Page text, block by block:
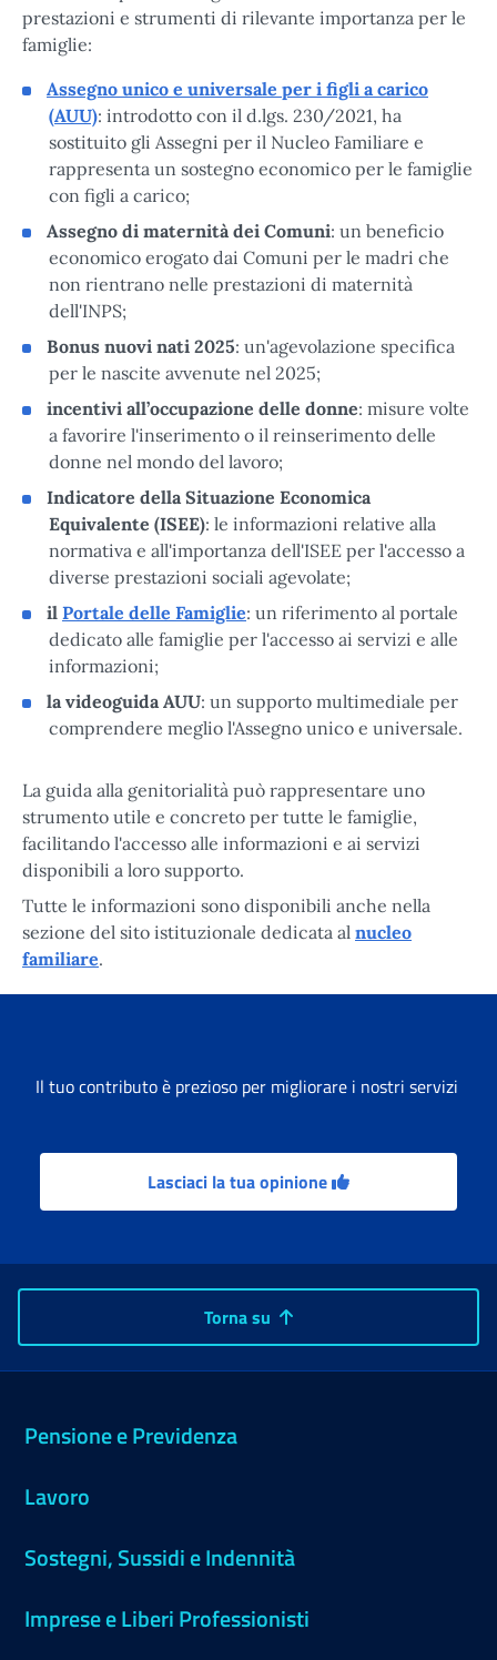
prestazioni e strumenti di rilevante importanza per le
famiglie:
Assegno unico e universale per i figli a carico
(AUU): introdotto con il d.lgs. 230/2021, ha
sostituito gli Assegni per il Nucleo Familiare e
rappresenta un sostegno economico per le famiglie
con figli a carico;
Assegno di maternità dei Comuni: un beneficio
economico erogato dai Comuni per le madri che
non rientrano nelle prestazioni di maternità
dell'INPS;
Bonus nuovi nati 2025: un'agevolazione specifica
per le nascite avvenute nel 2025;
incentivi all’occupazione delle donne: misure volte
a favorire l'inserimento o il reinserimento delle
donne nel mondo del lavoro;
Indicatore della Situazione Economica
Equivalente (ISEE): le informazioni relative alla
normativa e all'importanza dell'ISEE per l'accesso a
diverse prestazioni sociali agevolate;
il Portale delle Famiglie: un riferimento al portale
dedicato alle famiglie per l'accesso ai servizi e alle
informazioni;
la videoguida AUU: un supporto multimediale per
comprendere meglio l'Assegno unico e universale.
La guida alla genitorialità può rappresentare uno
strumento utile e concreto per tutte le famiglie,
facilitando l'accesso alle informazioni e ai servizi
disponibili a loro supporto.
Tutte le informazioni sono disponibili anche nella
sezione del sito istituzionale dedicata al nucleo
familiare.
Il tuo contributo è prezioso per migliorare i nostri servizi
Lasciaci la tua opinione
Torna su
Pensione e Previdenza
Lavoro
Sostegni, Sussidi e Indennità
Imprese e Liberi Professionisti